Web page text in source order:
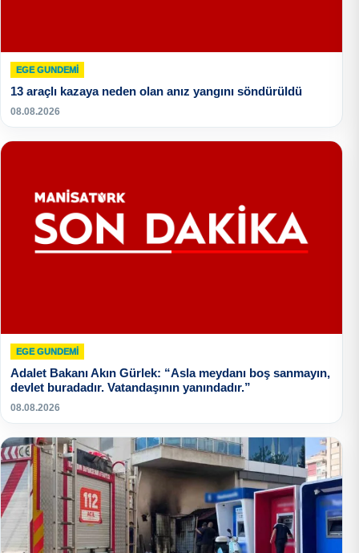
EGE GUNDEMİ
13 araçlı kazaya neden olan anız yangını söndürüldü
08.08.2026
EGE GUNDEMİ
Adalet Bakanı Akın Gürlek: “Asla meydanı boş sanmayın,
devlet buradadır. Vatandaşının yanındadır.”
08.08.2026